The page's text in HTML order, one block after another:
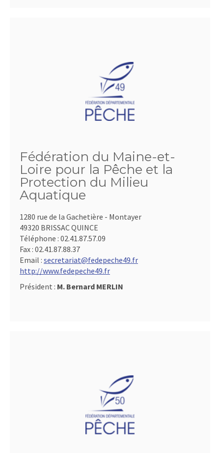
Fédération du Maine-et-
Loire pour la Pêche et la
Protection du Milieu
Aquatique
1280 rue de la Gachetière - Montayer
49320 BRISSAC QUINCE
Téléphone : 02.41.87.57.09
Fax : 02.41.87.88.37
Email : secretariat@fedepeche49.fr
http://www.fedepeche49.fr
Président : M. Bernard MERLIN